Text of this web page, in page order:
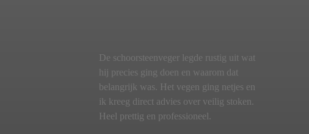
De schoorsteenveger legde rustig uit wat
hij precies ging doen en waarom dat
belangrijk was. Het vegen ging netjes en
ik kreeg direct advies over veilig stoken.
Heel prettig en professioneel.